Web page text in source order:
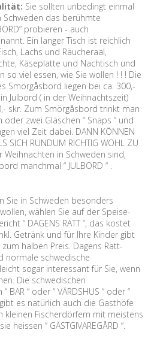
Sie sollten unbedingt einmal
Schweden das berühmte
probieren - auch
Ein langer Tisch ist reichlich
Lachs und Räucheraal,
Käseplatte und Nachtisch und
so viel essen, wie Sie wollen ! ! ! Die
Smörgåsbord liegen bei ca. 300,-
Julbord ( in der Weihnachtszeit)
skr. Zum Smörgåsbord trinkt man
zwei Gläschen “ Snaps “ und
viel Zeit dabei. DANN KÖNNEN
SICH RUNDUM RICHTIG WOHL ZU
Weihnachten in Schweden sind,
manchmal “ JULBORD “ .
Sie in Schweden besonders
wählen Sie auf der Speise-
“ DAGENS RÄTT “, das kostet
Getränk und für Ihre Kinder gibt
halben Preis. Dagens Rätt-
normale schwedische
sogar interessant für Sie, wenn
Die schwedischen
“ oder “ VÄRDSHUS “ oder “
es natürlich auch die Gasthöfe
kleinen Fischerdörfern mit meistens
heissen “ GÄSTGIVAREGÅRD “.